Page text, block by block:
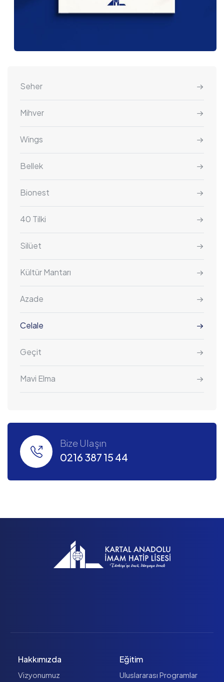
Seher
Mihver
Wings
Bellek
Bionest
40 Tilki
Silüet
Kültür Mantarı
Azade
Celale
Geçit
Mavi Elma
Bize Ulaşın
0216 387 15 44
Hakkımızda
Vizyonumuz
Eğitim
Uluslararası Programlar